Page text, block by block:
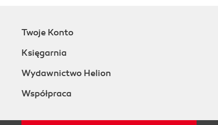
Twoje Konto
Księgarnia
Wydawnictwo Helion
Współpraca